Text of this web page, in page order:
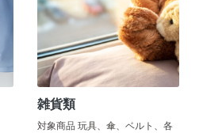
雑貨類
対象商品 玩具、傘、ベルト、各